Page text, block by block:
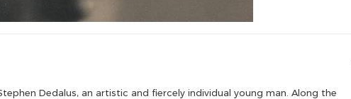
Dedalus, an artistic and fiercely individual young man. Along the